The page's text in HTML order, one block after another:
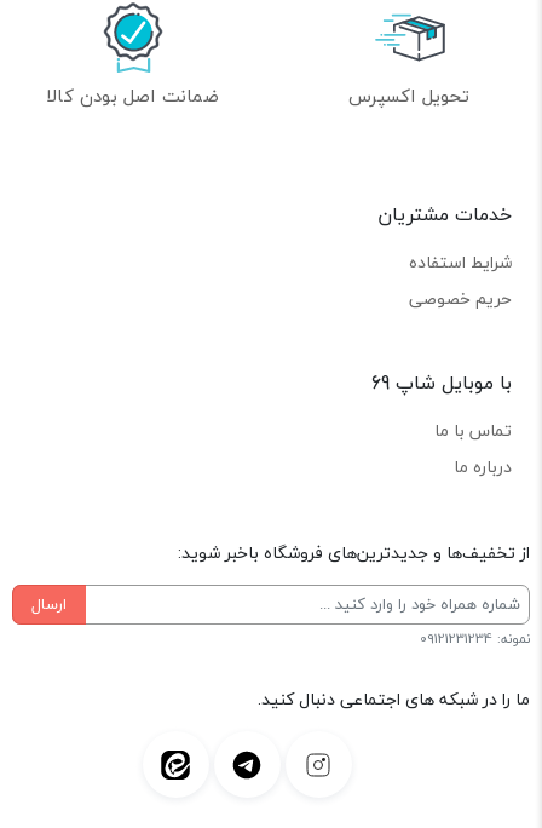
تحویل اکسپرس ضمانت اصل بودن کالا
خدمات مشتریان
شرایط استفاده
حریم خصوصی
با موبایل شاپ 69
تماس با ما
درباره ما
از تخفیف‌ها و جدیدترین‌های فروشگاه باخبر شوید:
ارسال
نمونه: 09121231234
ما را در شبکه های اجتماعی دنبال کنید.